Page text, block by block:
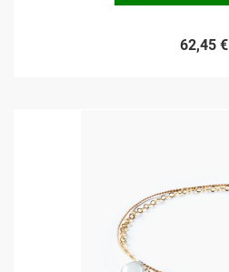
62,45 €